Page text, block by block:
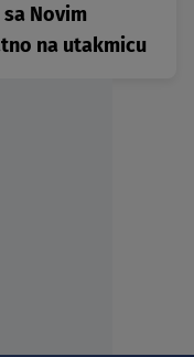
Novim
na utakmicu